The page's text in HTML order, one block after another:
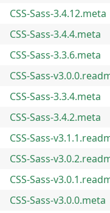
CSS-Sass-3.4.12.meta
CSS-Sass-3.4.4.meta
CSS-Sass-3.3.6.meta
CSS-Sass-
CSS-Sass-3.3.4.meta
CSS-Sass-3.4.2.meta
CSS-Sass-
CSS-Sass-
CSS-Sass-
CSS-Sass-v3.0.0.meta